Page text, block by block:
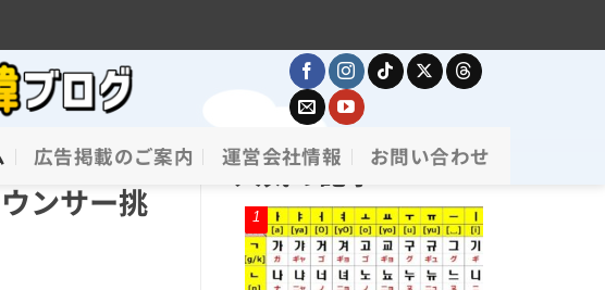
広告掲載のご案内 運営会社情報 お問い合わせ
ンサー挑
人気の記事